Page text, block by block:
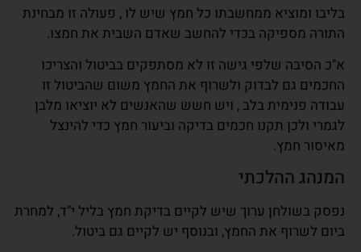
בליבו ומוציא ממחשבתו כל חמץ שיש לו , פעולה זו מבחינת
התורה מספיקה בכדי להחשב שאדם השבית את חמצו.
א"כ הסיבה שלפי גישה זו לא מסתפקים בביטול והצריכו
החכמים גם לבדוק ולשרוף את החמץ משום שהביטול זו
עבודה פנימית בלב , ויש חשש שהאנשים לא יוציאו מלבן
לגמרי ולכן תקנו חכמים בדיקה וביעור חמץ כדי להינצל
מאיסור חמץ.
המנהג ההלכתי
נפסק בשולחן ערוך שיש לקיים בדיקת חמץ בליל י"ד, למחרת
ביום לשרוף את החמץ, ובנוסף יש לקיים גם ביטול.